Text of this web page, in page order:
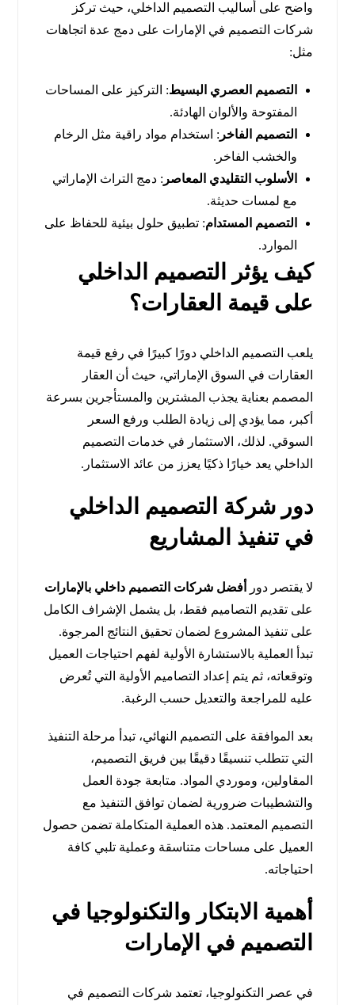
واضح على أساليب التصميم الداخلي، حيث تركز
شركات التصميم في الإمارات على دمج عدة اتجاهات
مثل:
التصميم العصري البسيط: التركيز على المساحات
المفتوحة والألوان الهادئة.
التصميم الفاخر : استخدام مواد راقية مثل الرخام
والخشب الفاخر.
الأسلوب التقليدي المعاصر : دمج التراث الإماراتي
مع لمسات حديثة.
التصميم المستدام: تطبيق حلول بيئية للحفاظ على
الموارد.
كيف يؤثر التصميم الداخلي
على قيمة العقارات؟
يلعب التصميم الداخلي دورًا كبيرًا في رفع قيمة
العقارات في السوق الإماراتي، حيث أن العقار
المصمم بعناية يجذب المشترين والمستأجرين بسرعة
أكبر، مما يؤدي إلى زيادة الطلب ورفع السعر
السوقي. لذلك، الاستثمار في خدمات التصميم
الداخلي يعد خيارًا ذكيًا يعزز من عائد الاستثمار.
دور شركة التصميم الداخلي
في تنفيذ المشاريع
لا يقتصر دور
أفضل شركات التصميم داخلي بالإمارات
على تقديم التصاميم فقط، بل يشمل الإشراف الكامل
على تنفيذ المشروع لضمان تحقيق النتائج المرجوة.
تبدأ العملية بالاستشارة الأولية لفهم احتياجات العميل
وتوقعاته، ثم يتم إعداد التصاميم الأولية التي تُعرض
عليه للمراجعة والتعديل حسب الرغبة.
بعد الموافقة على التصميم النهائي، تبدأ مرحلة التنفيذ
التي تتطلب تنسيقًا دقيقًا بين فريق التصميم،
المقاولين، وموردي المواد. متابعة جودة العمل
والتشطيبات ضرورية لضمان توافق التنفيذ مع
التصميم المعتمد. هذه العملية المتكاملة تضمن حصول
العميل على مساحات متناسقة وعملية تلبي كافة
احتياجاته.
أهمية الابتكار والتكنولوجيا في
التصميم في الإمارات
في عصر التكنولوجيا، تعتمد شركات التصميم في